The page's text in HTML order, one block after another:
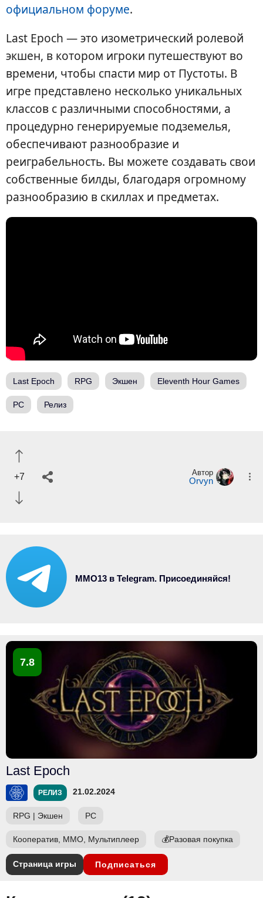
официальном форуме.
Last Epoch — это изометрический ролевой
экшен, в котором игроки путешествуют во
времени, чтобы спасти мир от Пустоты. В
игре представлено несколько уникальных
классов с различными способностями, а
процедурно генерируемые подземелья,
обеспечивают разнообразие и
реиграбельность. Вы можете создавать свои
собственные билды, благодаря огромному
разнообразию в скиллах и предметах.
Last Epoch RPG Экшен Eleventh Hour Games
PC Релиз
+7 Автор
Orvyn
MMO13 в Telegram. Присоединяйся!
7.8
Last Epoch
РЕЛИЗ 21.02.2024
RPG | Экшен PC
Кооператив, ММО, Мультиплеер 💰Разовая покупка
Страница игры Подписаться